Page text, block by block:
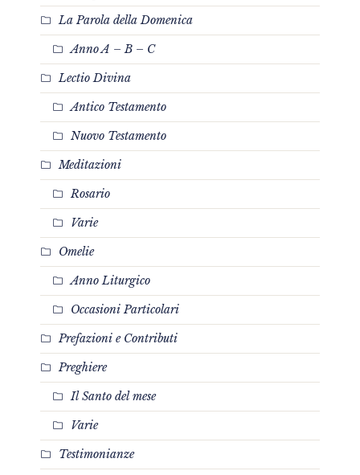
La Parola della Domenica
Anno A – B – C
Lectio Divina
Antico Testamento
Nuovo Testamento
Meditazioni
Rosario
Varie
Omelie
Anno Liturgico
Occasioni Particolari
Prefazioni e Contributi
Preghiere
Il Santo del mese
Varie
Testimonianze